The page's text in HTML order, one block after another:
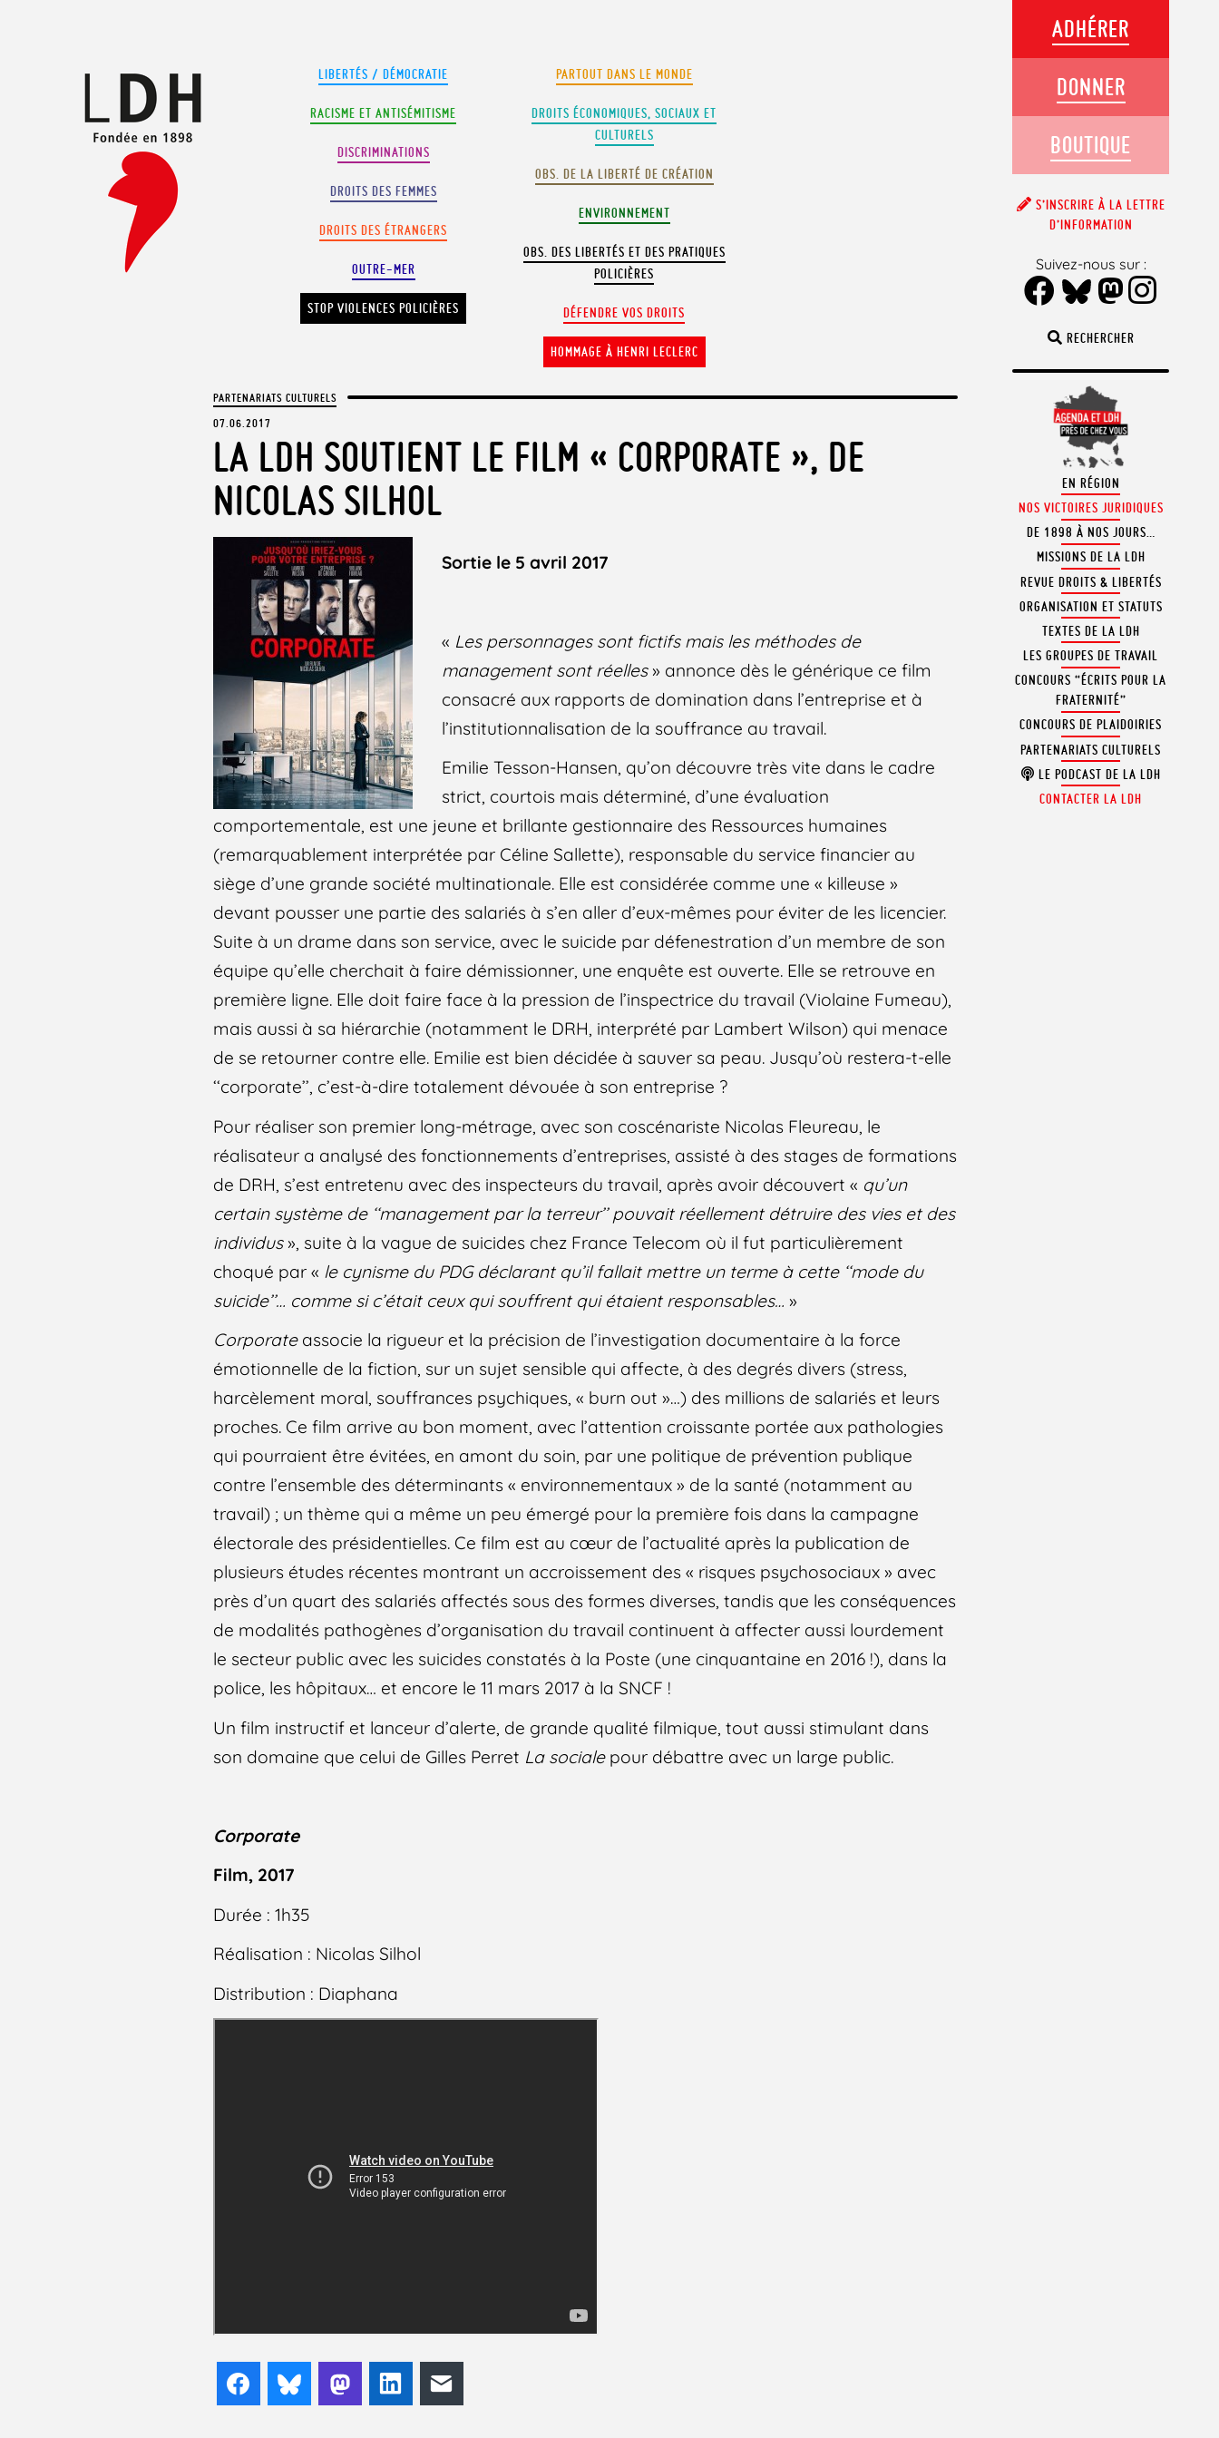
LIBERTÉS / DÉMOCRATIE
RACISME ET ANTISÉMITISME
DISCRIMINATIONS
DROITS DES FEMMES
DROITS DES ÉTRANGERS
OUTRE-MER
STOP VIOLENCES POLICIÈRES
PARTOUT DANS LE MONDE
DROITS ÉCONOMIQUES, SOCIAUX ET
CULTURELS
OBS. DE LA LIBERTÉ DE CRÉATION
ENVIRONNEMENT
OBS. DES LIBERTÉS ET DES PRATIQUES
POLICIÈRES
DÉFENDRE VOS DROITS
HOMMAGE À HENRI LECLERC
PARTENARIATS CULTURELS
07.06.2017
LA LDH SOUTIENT LE FILM « CORPORATE », DE
NICOLAS SILHOL
Sortie le 5 avril 2017
« Les personnages sont fictifs mais les méthodes de
management sont réelles» annonce dès le générique ce film
consacré aux rapports de domination dans l’entreprise et à
l’institutionnalisation de la souffrance au travail.
Emilie Tesson-Hansen, qu’on découvre très vite dans le cadre
strict, courtois mais déterminé, d’une évaluation
comportementale, est une jeune et brillante gestionnaire des Ressources humaines
(remarquablement interprétée par Céline Sallette), responsable du service financier au
siège d’une grande société multinationale. Elle est considérée comme une « killeuse »
devant pousser une partie des salariés à s’en aller d’eux-mêmes pour éviter de les licencier.
Suite à un drame dans son service, avec le suicide par défenestration d’un membre de son
équipe qu’elle cherchait à faire démissionner, une enquête est ouverte. Elle se retrouve en
première ligne. Elle doit faire face à la pression de l’inspectrice du travail (Violaine Fumeau),
mais aussi à sa hiérarchie (notamment le DRH, interprété par Lambert Wilson) qui menace
de se retourner contre elle. Emilie est bien décidée à sauver sa peau. Jusqu’où restera-t-elle
‘‘corporate’’, c’est-à-dire totalement dévouée à son entreprise ?
Pour réaliser son premier long-métrage, avec son coscénariste Nicolas Fleureau, le
réalisateur a analysé des fonctionnements d’entreprises, assisté à des stages de formations
de DRH, s’est entretenu avec des inspecteurs du travail, après avoir découvert « qu’un
certain système de ‘‘management par la terreur’’ pouvait réellement détruire des vies et des
individus», suite à la vague de suicides chez France Telecom où il fut particulièrement
choqué par « le cynisme du PDG déclarant qu’il fallait mettre un terme à cette ‘‘mode du
suicide’’… comme si c’était ceux qui souffrent qui étaient responsables…»
Corporateassocie la rigueur et la précision de l’investigation documentaire à la force
émotionnelle de la fiction, sur un sujet sensible qui affecte, à des degrés divers (stress,
harcèlement moral, souffrances psychiques, « burn out »…) des millions de salariés et leurs
proches. Ce film arrive au bon moment, avec l’attention croissante portée aux pathologies
qui pourraient être évitées, en amont du soin, par une politique de prévention publique
contre l’ensemble des déterminants « environnementaux » de la santé (notamment au
travail) ; un thème qui a même un peu émergé pour la première fois dans la campagne
électorale des présidentielles. Ce film est au cœur de l’actualité après la publication de
plusieurs études récentes montrant un accroissement des « risques psychosociaux » avec
près d’un quart des salariés affectés sous des formes diverses, tandis que les conséquences
de modalités pathogènes d’organisation du travail continuent à affecter aussi lourdement
le secteur public avec les suicides constatés à la Poste (une cinquantaine en 2016 !), dans la
police, les hôpitaux… et encore le 11 mars 2017 à la SNCF !
Un film instructif et lanceur d’alerte, de grande qualité filmique, tout aussi stimulant dans
son domaine que celui de Gilles Perret La socialepour débattre avec un large public.
Corporate
Film, 2017
Durée : 1h35
Réalisation : Nicolas Silhol
Distribution : Diaphana
FacebookBlueskyMastodonLinkedIn
RECHERCHER
EN RÉGION
NOS VICTOIRES JURIDIQUES
DE 1898 À NOS JOURS…
MISSIONS DE LA LDH
REVUE DROITS & LIBERTÉS
ORGANISATION ET STATUTS
TEXTES DE LA LDH
LES GROUPES DE TRAVAIL
CONCOURS “ÉCRITS POUR LA
FRATERNITÉ”
CONCOURS DE PLAIDOIRIES
PARTENARIATS CULTURELS
LE PODCAST DE LA LDH
CONTACTER LA LDH
ADHÉRER
DONNER
BOUTIQUE
S’INSCRIRE À LA LETTRE
D’INFORMATION
Suivez-nous sur :